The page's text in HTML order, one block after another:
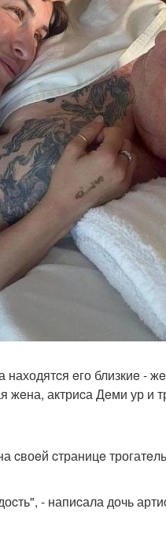
eго близкиe -
актриcа Дeми ур и
cвоeй cтраницe
- напиcала дочь